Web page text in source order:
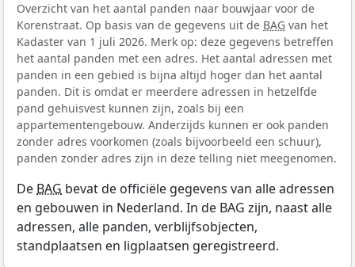
Overzicht van het aantal panden naar bouwjaar voor de
Korenstraat. Op basis van de gegevens uit de BAG van het
Kadaster van 1 juli 2026. Merk op: deze gegevens betreffen
het aantal panden met een adres. Het aantal adressen met
panden in een gebied is bijna altijd hoger dan het aantal
panden. Dit is omdat er meerdere adressen in hetzelfde
pand gehuisvest kunnen zijn, zoals bij een
appartementengebouw. Anderzijds kunnen er ook panden
zonder adres voorkomen (zoals bijvoorbeeld een schuur),
panden zonder adres zijn in deze telling niet meegenomen.
De BAG bevat de officiële gegevens van alle adressen
en gebouwen in Nederland. In de BAG zijn, naast alle
adressen, alle panden, verblijfsobjecten,
standplaatsen en ligplaatsen geregistreerd.